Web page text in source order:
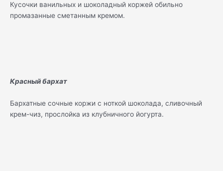
Кусочки ванильных и шоколадный коржей обильно
промазанные сметанным кремом.
Красный бархат
Бархатные сочные коржи с ноткой шоколада, сливочный
крем-чиз, прослойка из клубничного йогурта.